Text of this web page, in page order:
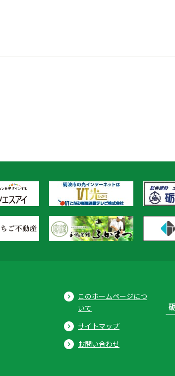
このホームページにつ
いて
サイトマップ
お問い合わせ